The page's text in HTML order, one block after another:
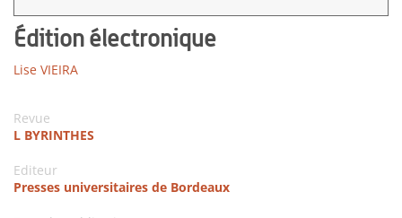
Édition électronique
Lise VIEIRA
Revue
L BYRINTHES
Editeur
Presses universitaires de Bordeaux